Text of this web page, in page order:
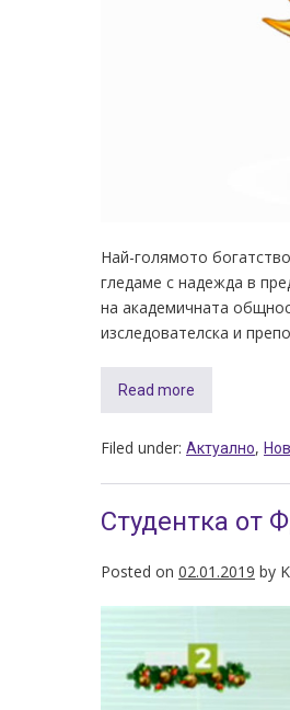
Научно-
Най-голямото
гледаме с надежда в
на академичната
изследователска и
Read more
Filed under: Актуално,
Студентка от
Posted on 02.01.2019 by